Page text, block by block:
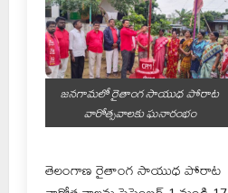
జనగామలో రైతాంగ సాయుధ పోరాట
వారోత్సవాలకు ఘనారంభం
తెలంగాణ రైతాంగ సాయుధ పోరాట